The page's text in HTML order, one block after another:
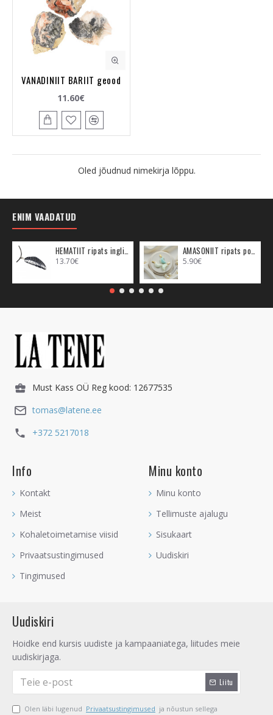
VANADINIIT BARIIT geood
11.60€
Oled jõudnud nimekirja lõppu.
ENIM VAADATUD
13.70€ 5.90€
Must Kass OÜ Reg kood: 12677535
tomas@latene.ee
+372 5217018
Info
Kontakt
Meist
Kohaletoimetamise viisid
Privaatsustingimused
Tingimused
Minu konto
Minu konto
Tellimuste ajalugu
Sisukaart
Uudiskiri
Uudiskiri
Hoidke end kursis uudiste ja kampaaniatega, liitudes meie
uudiskirjaga.
Liitu
Olen läbi lugenud Privaatsustingimused ja nõustun sellega